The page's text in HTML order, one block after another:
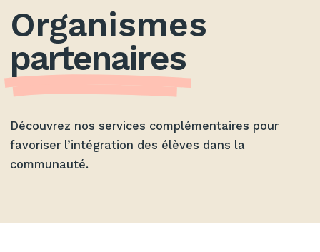
Organismes
partenaires
Découvrez nos services complémentaires pour
favoriser l’intégration des élèves dans la
communauté.